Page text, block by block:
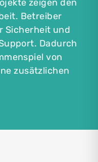
zeigen den
Betreiber
Sicherheit und
Dadurch
von
zusätzlichen